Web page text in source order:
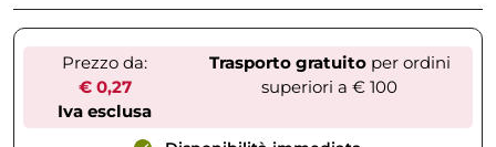
Prezzo da:
€ 0,27
Iva esclusa
Trasporto gratuitoper ordini
superiori a € 100